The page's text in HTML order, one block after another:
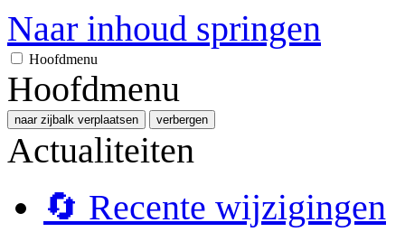
Naar inhoud springen
Hoofdmenu
Hoofdmenu
naar zijbalk verplaatsen verbergen
Actualiteiten
🔄 Recente wijzigingen